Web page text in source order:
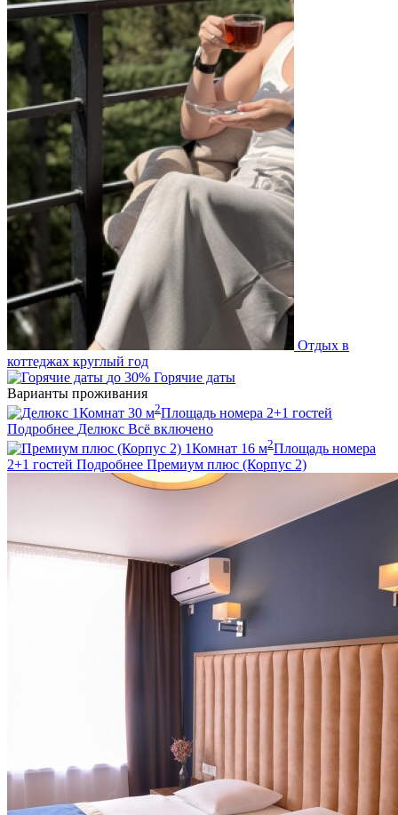
Отдых в
коттеджах круглый год
до 30% Горячие даты
Варианты проживания
1Комнат 30 м2Площадь номера 2+1 гостей
Подробнее Делюкс Всё включено
1Комнат 16 м2Площадь номера
2+1 гостей Подробнее Премиум плюс (Корпус 2)